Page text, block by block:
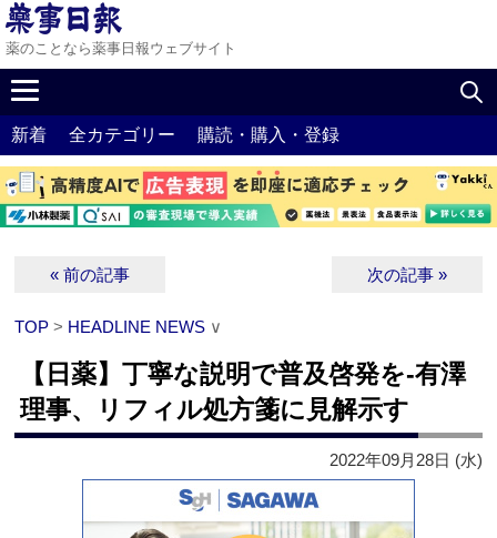
薬のことなら薬事日報ウェブサイト
新着 全カテゴリー 購読・購入・登録
« 前の記事 次の記事 »
TOP > HEADLINE NEWS ∨
【日薬】丁寧な説明で普及啓発を‐有澤
理事、リフィル処方箋に見解示す
2022年09月28日 (水)